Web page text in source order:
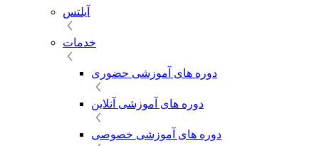
آیلتس
خدمات
دوره های آموزشی حضوری
دوره های آموزشی آنلاین
دوره های آموزشی خصوصی